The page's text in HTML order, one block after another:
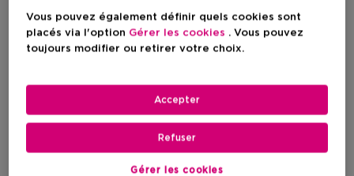
ACHETER
Vous pouvez également définir quels cookies sont
placés via l'option Gérer les cookies . Vous pouvez
toujours modifier ou retirer votre choix.
Gérer les cookies
Refuser
Accepter